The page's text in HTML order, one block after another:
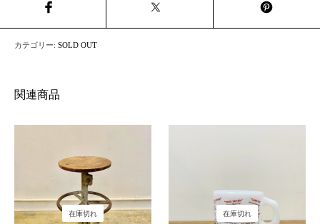
カテゴリー:SOLD OUT
関連商品
在庫切れ 在庫切れ